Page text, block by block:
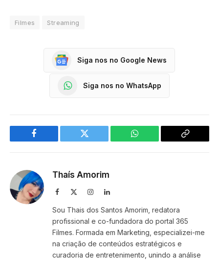
Filmes Streaming
Siga nos no Google News
Siga nos no WhatsApp
Facebook Twitter WhatsApp
Copy
Thaís Amorim
Facebook InstagramLinkedIn
Sou Thais dos Santos Amorim, redatora
profissional e co-fundadora do portal 365
Filmes. Formada em Marketing, especializei-me
na criação de conteúdos estratégicos e
curadoria de entretenimento, unindo a análise